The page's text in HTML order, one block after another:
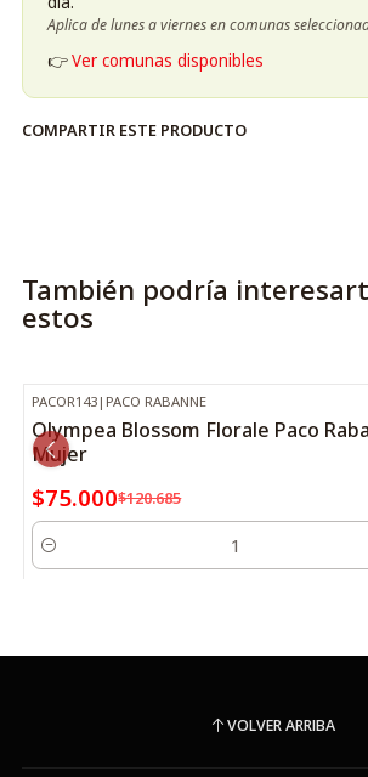
Aplica de lunes a viernes en comunas
👉Ver comunas disponibles
COMPARTIR ESTE PRODUCTO
También podría
estos
-38% OFF
PACOR143 | PACO RABANNE
Olympea Blossom Florale Paco
Mujer
$75.000$120.685
Cantidad
VOLVER ARRIBA